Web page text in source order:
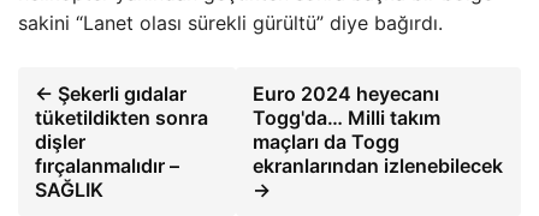
sakini “Lanet olası sürekli gürültü” diye bağırdı.
← Şekerli gıdalar
tüketildikten sonra
dişler
fırçalanmalıdır –
SAĞLIK
Euro 2024 heyecanı
Togg'da… Milli takım
maçları da Togg
ekranlarından izlenebilecek
→